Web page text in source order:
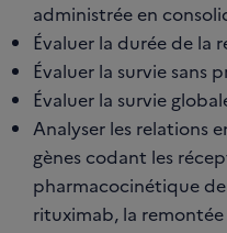
administrée en
Évaluer la durée de la
Évaluer la survie sans
Évaluer la survie
Analyser les relations
gènes codant les
pharmacocinétique de
rituximab, la